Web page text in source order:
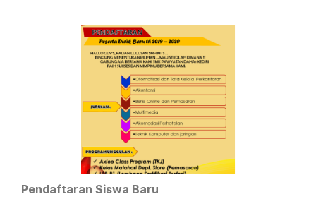
Pendaftaran Siswa Baru